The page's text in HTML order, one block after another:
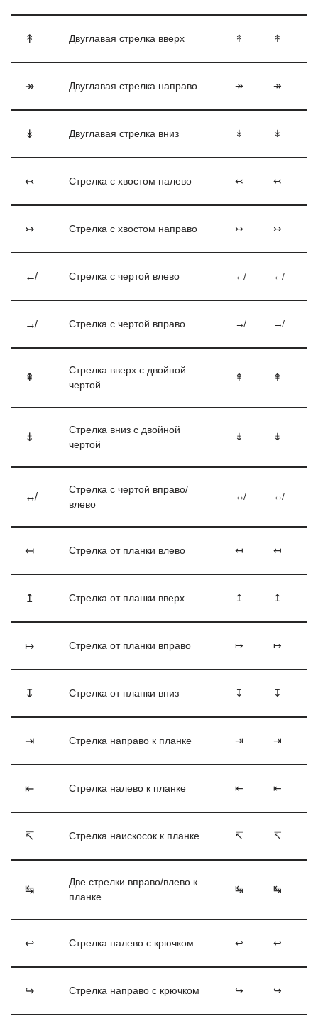
↟ Двуглавая стрелка вверх ↟ ↟
↠ Двуглавая стрелка направо ↠ ↠
↡ Двуглавая стрелка вниз ↡ ↡
↢ Стрелка с хвостом налево ↢ ↢
↣ Стрелка с хвостом направо ↣ ↣
↚ Стрелка с чертой влево ↚ ↚
↛ Стрелка с чертой вправо ↛ ↛
⇞
Стрелка вверх с двойной
чертой
⇞ ⇞
⇟
Стрелка вниз с двойной
чертой
⇟ ⇟
↮
Стрелка с чертой вправо/
влево
↮ ↮
↤ Стрелка от планки влево ↤ ↤
↥ Стрелка от планки вверх ↥ ↥
↦ Стрелка от планки вправо ↦ ↦
↧ Стрелка от планки вниз ↧ ↧
⇥ Стрелка направо к планке ⇥ ⇥
⇤ Стрелка налево к планке ⇤ ⇤
↸ Стрелка наискосок к планке ↸ ↸
↹
Две стрелки вправо/влево к
планке
↹ ↹
↩ Стрелка налево с крючком ↩ ↩
↪ Стрелка направо с крючком ↪ ↪